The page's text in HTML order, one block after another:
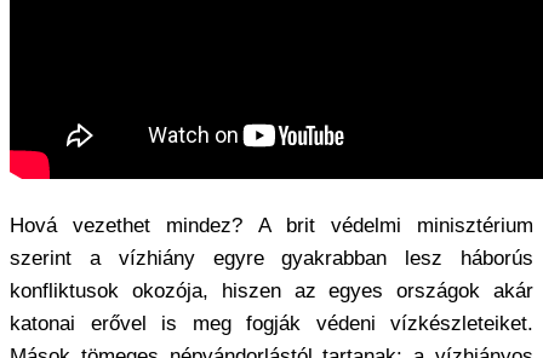
Hová vezethet mindez? A brit védelmi minisztérium
szerint a vízhiány egyre gyakrabban lesz háborús
konfliktusok okozója, hiszen az egyes országok akár
katonai erővel is meg fogják védeni vízkészleteiket.